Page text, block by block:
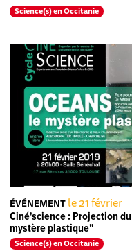
Science(s) en Occitanie
ÉVÉNEMENT le 21 février
Ciné'science : Projection
mystère plastique"
Science(s) en Occitanie